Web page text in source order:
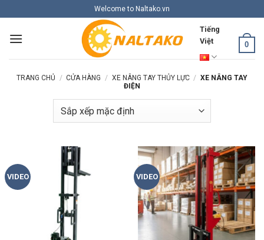
to
content
Welcome to Naltako.vn
Tiếng
Việt
0
TRANG CHỦ / CỬA HÀNG / XE NÂNG TAY THỦY LỰC / XE NÂNG TAY
ĐIỆN
VIDEO VIDEO